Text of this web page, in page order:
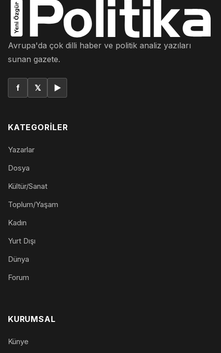
Avrupa'da çok dilli haber ve politik analiz yazıları
sunan gazete.
f 𝕏 ▶
KATEGORILER
Yazarlar
Dosya
Kültür/Sanat
Toplum/Yaşam
Kadın
Yurt Dışı
Dünya
Forum
KURUMSAL
Künye